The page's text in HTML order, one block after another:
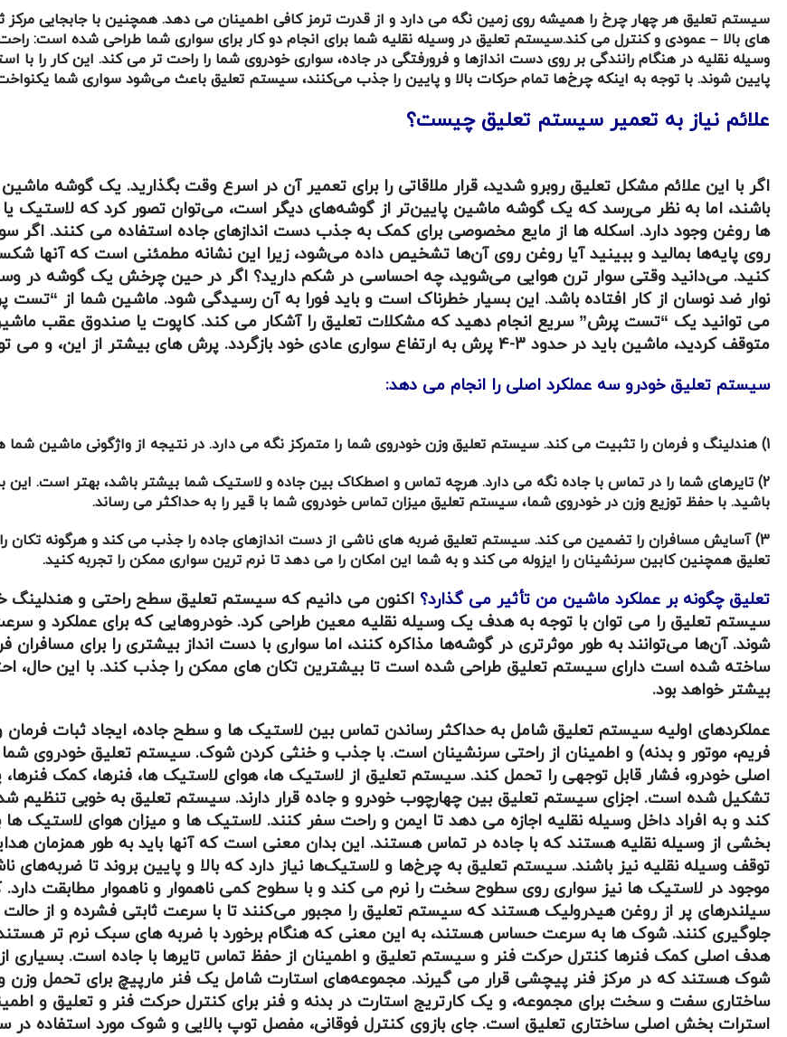
سیستم تعلیق هر چهار چرخ را همیشه روی زمین نگه می دارد و از قدرت ترمز کافی اطمینان می دهد. همچنین با جابجایی مرکز
های بالا – عمودی و کنترل می کند.سیستم تعلیق در وسیله نقلیه شما برای انجام دو کار برای سواری شما طراحی شده است:
وسیله نقلیه در هنگام رانندگی بر روی دست اندازها و فرورفتگی در جاده، سواری خودروی شما را راحت تر می کند. این کار را با
پایین شوند. با توجه به اینکه چرخ‌ها تمام حرکات بالا و پایین را جذب می‌کنند، سیستم تعلیق باعث می‌شود سواری شما
علائم نیاز به تعمیر سیستم تعلیق چیست؟
اگر با این علائم مشکل تعلیق روبرو شدید، قرار ملاقاتی را برای تعمیر آن در اسرع وقت بگذارید. یک گوشه
باشند، اما به نظر می‌رسد که یک گوشه ماشین پایین‌تر از گوشه‌های دیگر است، می‌توان تصور کرد که لاستیک
ها روغن وجود دارد. اسکله ها از مایع مخصوصی برای کمک به جذب دست اندازهای جاده استفاده می کنند. اگر
روی پایه‌ها بمالید و ببینید آیا روغن روی آن‌ها تشخیص داده می‌شود، زیرا این نشانه مطمئنی است که آنها
کنید. می‌دانید وقتی سوار ترن هوایی می‌شوید، چه احساسی در شکم دارید؟ اگر در حین چرخش یک گوشه در
نوار ضد نوسان از کار افتاده باشد. این بسیار خطرناک است و باید فورا به آن رسیدگی شود. ماشین شما از
می توانید یک “تست پرش” سریع انجام دهید که مشکلات تعلیق را آشکار می کند. کاپوت یا صندوق عقب
متوقف کردید، ماشین باید در حدود 3-4 پرش به ارتفاع سواری عادی خود بازگردد. پرش های بیشتر از این، و می توانید مطمئن باشید که مشکل تعلیق وجود دارد.
سیستم تعلیق خودرو سه عملکرد اصلی را انجام می دهد:
1) هندلینگ و فرمان را تثبیت می کند. سیستم تعلیق وزن خودروی شما را متمرکز نگه می دارد. در نتیجه از واژگونی ماشین شما هنگام دور زدن یک گوشه جلوگیری می کند.
2) تایرهای شما را در تماس با جاده نگه می دارد. هرچه تماس و اصطکاک بین جاده و لاستیک شما بیشتر باشد، بهتر است.
باشید. با حفظ توزیع وزن در خودروی شما، سیستم تعلیق میزان تماس خودروی شما با قیر را به حداکثر می رساند.
3) آسایش مسافران را تضمین می کند. سیستم تعلیق ضربه های ناشی از دست اندازهای جاده را جذب می کند و هرگونه تکان را
تعلیق همچنین کابین سرنشینان را ایزوله می کند و به شما این امکان را می دهد تا نرم ترین سواری ممکن را تجربه کنید.
تعلیق چگونه بر عملکرد ماشین من تأثیر می گذارد؟ اکنون می دانیم که سیستم تعلیق سطح راحتی و هندلینگ
سیستم تعلیق را می توان با توجه به هدف یک وسیله نقلیه معین طراحی کرد. خودروهایی که برای عملکرد و
شوند. آن‌ها می‌توانند به طور موثرتری در گوشه‌ها مذاکره کنند، اما سواری با دست انداز بیشتری را برای
ساخته شده است دارای سیستم تعلیق طراحی شده است تا بیشترین تکان های ممکن را جذب کند. با این حال،
بیشتر خواهد بود.
عملکردهای اولیه سیستم تعلیق شامل به حداکثر رساندن تماس بین لاستیک ها و سطح جاده، ایجاد ثبات
فریم، موتور و بدنه) و اطمینان از راحتی سرنشینان است. با جذب و خنثی کردن شوک. سیستم تعلیق خودروی
اصلی خودرو، فشار قابل توجهی را تحمل کند. سیستم تعلیق از لاستیک ها، هوای لاستیک ها، فنرها، کمک فنرها،
تشکیل شده است. اجزای سیستم تعلیق بین چهارچوب خودرو و جاده قرار دارند. سیستم تعلیق به خوبی تنظیم
کند و به افراد داخل وسیله نقلیه اجازه می دهد تا ایمن و راحت سفر کنند. لاستیک ها و میزان هوای
بخشی از وسیله نقلیه هستند که با جاده در تماس هستند. این بدان معنی است که آنها باید به طور همزمان
توقف وسیله نقلیه نیز باشند. سیستم تعلیق به چرخ‌ها و لاستیک‌ها نیاز دارد که بالا و پایین بروند تا
موجود در لاستیک ها نیز سواری روی سطوح سخت را نرم می کند و با سطوح کمی ناهموار و ناهموار مطابقت
سیلندرهای پر از روغن هیدرولیک هستند که سیستم تعلیق را مجبور می‌کنند تا با سرعت ثابتی فشرده و از حالت
جلوگیری کنند. شوک ها به سرعت حساس هستند، به این معنی که هنگام برخورد با ضربه های سبک نرم تر
هدف اصلی کمک فنرها کنترل حرکت فنر و سیستم تعلیق و اطمینان از حفظ تماس تایرها با جاده است. بسیاری
شوک هستند که در مرکز فنر پیچشی قرار می گیرند. مجموعه‌های استارت شامل یک فنر مارپیچ برای تحمل وزن
ساختاری سفت و سخت برای مجموعه، و یک کارتریج استارت در بدنه و فنر برای کنترل حرکت فنر و تعلیق و
استرات بخش اصلی ساختاری تعلیق است. جای بازوی کنترل فوقانی، مفصل توپ بالایی و شوک مورد استفاده